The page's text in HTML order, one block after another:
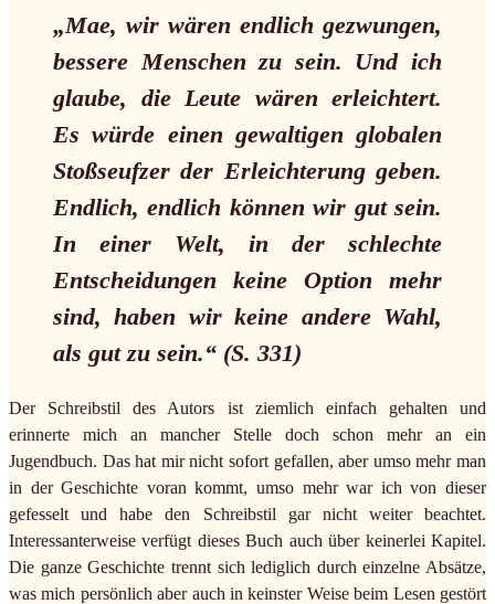
„Mae, wir wären endlich gezwungen,
bessere Menschen zu sein. Und ich
glaube, die Leute wären erleichtert.
Es würde einen gewaltigen globalen
Stoßseufzer der Erleichterung geben.
Endlich, endlich können wir gut sein.
In einer Welt, in der schlechte
Entscheidungen keine Option mehr
sind, haben wir keine andere Wahl,
als gut zu sein.“ (S. 331)
Der Schreibstil des Autors ist ziemlich einfach gehalten und
erinnerte mich an mancher Stelle doch schon mehr an ein
Jugendbuch. Das hat mir nicht sofort gefallen, aber umso mehr man
in der Geschichte voran kommt, umso mehr war ich von dieser
gefesselt und habe den Schreibstil gar nicht weiter beachtet.
Interessanterweise verfügt dieses Buch auch über keinerlei Kapitel.
Die ganze Geschichte trennt sich lediglich durch einzelne Absätze,
was mich persönlich aber auch in keinster Weise beim Lesen gestört